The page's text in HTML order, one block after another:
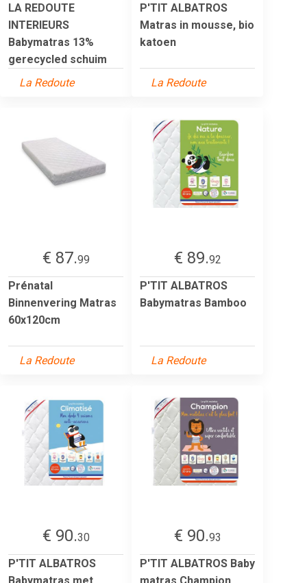
LA REDOUTE
INTERIEURS
Babymatras 13%
gerecycled schuim
La Redoute
P'TIT ALBATROS
Matras in mousse, bio
katoen
La Redoute
€ 87.99
Prénatal
Binnenvering Matras
60x120cm
La Redoute
€ 89.92
P'TIT ALBATROS
Babymatras Bamboo
La Redoute
€ 90.30
P'TIT ALBATROS
€ 90.93
P'TIT ALBATROS Baby